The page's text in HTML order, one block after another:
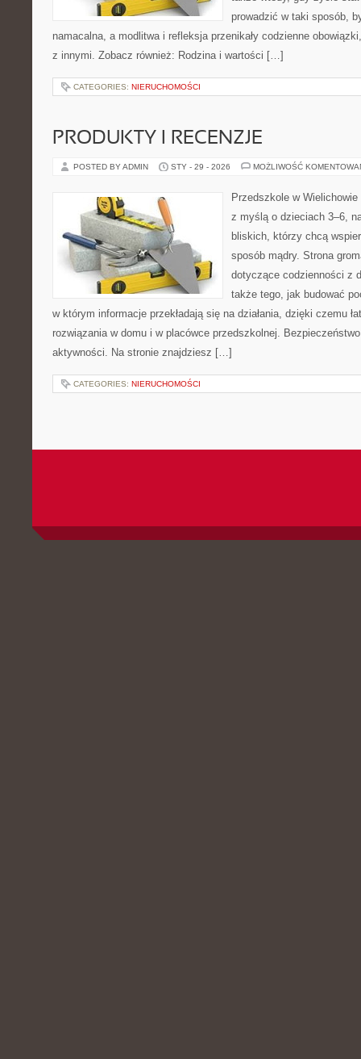
prowadzić w taki sposób,
namacalna, a modlitwa i refleksja przenikały codzienne
z innymi. Zobacz również: Rodzina i wartości […]
CATEGORIES: NIERUCHOMOŚCI
PRODUKTY I RECENZJE
POSTED BY ADMIN STY - 29 - 2026 MOŻLIWOŚĆ
Przedszkole w
z myślą o dzieciach 3–6,
bliskich, którzy chcą
sposób mądry. Strona
dotyczące codzienności z
także tego, jak budować
w którym informacje przekładają się na działania, dzięki czemu
rozwiązania w domu i w placówce przedszkolnej.
aktywności. Na stronie znajdziesz […]
CATEGORIES: NIERUCHOMOŚCI